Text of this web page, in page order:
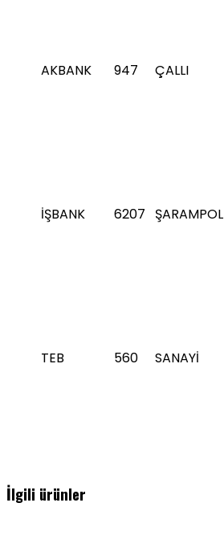
AKBANK 947 ÇALLI
İŞBANK 6207 ŞARAMPOL
TEB 560 SANAYİ
İlgili ürünler